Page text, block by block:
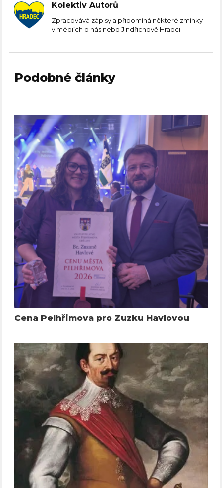
Kolektiv Autorů
Zpracovává zápisy a připomíná některé zmínky
v médiích o nás nebo Jindřichově Hradci.
Podobné články
Cena Pelhřimova pro Zuzku Havlovou